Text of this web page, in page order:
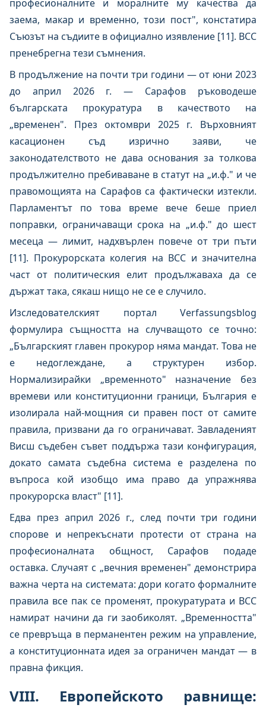
професионалните и моралните му качества да
заема, макар и временно, този пост", констатира
Съюзът на съдиите в официално изявление [11]. ВСС
пренебрегна тези съмнения.
В продължение на почти три години — от юни 2023
до април 2026 г. — Сарафов ръководеше
българската прокуратура в качеството на
„временен". През октомври 2025 г. Върховният
касационен съд изрично заяви, че
законодателството не дава основания за толкова
продължително пребиваване в статут на „и.ф." и че
правомощията на Сарафов са фактически изтекли.
Парламентът по това време вече беше приел
поправки, ограничаващи срока на „и.ф." до шест
месеца — лимит, надхвърлен повече от три пъти
[11]. Прокурорската колегия на ВСС и значителна
част от политическия елит продължаваха да се
държат така, сякаш нищо не се е случило.
Изследователският портал Verfassungsblog
формулира същността на случващото се точно:
„Българският главен прокурор няма мандат. Това не
е недоглеждане, а структурен избор.
Нормализирайки „временното" назначение без
времеви или конституционни граници, България е
изолирала най-мощния си правен пост от самите
правила, призвани да го ограничават. Завладеният
Висш съдебен съвет поддържа тази конфигурация,
докато самата съдебна система е разделена по
въпроса кой изобщо има право да упражнява
прокурорска власт" [11].
Едва през април 2026 г., след почти три години
спорове и непрекъснати протести от страна на
професионалната общност, Сарафов подаде
оставка. Случаят с „вечния временен" демонстрира
важна черта на системата: дори когато формалните
правила все пак се променят, прокуратурата и ВСС
намират начини да ги заобиколят. „Временността"
се превръща в перманентен режим на управление,
а конституционната идея за ограничен мандат — в
правна фикция.
VIII. Европейското равнище: